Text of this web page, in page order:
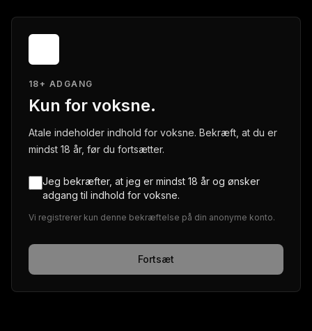
18+ ADGANG
Kun for voksne.
Atale indeholder indhold for voksne. Bekræft, at du er
mindst 18 år, før du fortsætter.
Jeg bekræfter, at jeg er mindst 18 år og ønsker
adgang til indhold for voksne.
Vi registrerer kun denne bekræftelse på din anonyme konto.
Fortsæt